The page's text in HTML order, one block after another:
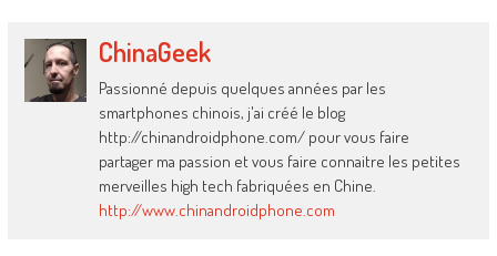
ChinaGeek
Passionné depuis quelques années par les
smartphones chinois, j'ai créé le blog
http://chinandroidphone.com/ pour vous faire
partager ma passion et vous faire connaitre les petites
merveilles high tech fabriquées en Chine.
http://www.chinandroidphone.com